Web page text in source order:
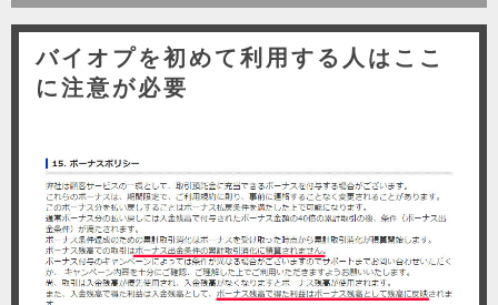
バイオプを初めて利用する人はここ
に注意が必要